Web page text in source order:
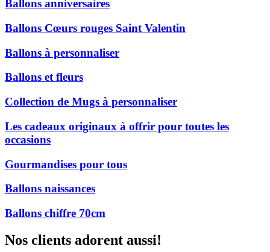
Ballons anniversaires
Ballons Cœurs rouges Saint Valentin
Ballons à personnaliser
Ballons et fleurs
Collection de Mugs à personnaliser
Les cadeaux originaux à offrir pour toutes les
occasions
Gourmandises pour tous
Ballons naissances
Ballons chiffre 70cm
Nos clients adorent aussi!